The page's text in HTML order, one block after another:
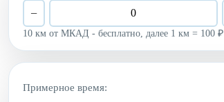
−
10 км от МКАД - бесплатно, далее 1 км = 100 ₽
Примерное время: